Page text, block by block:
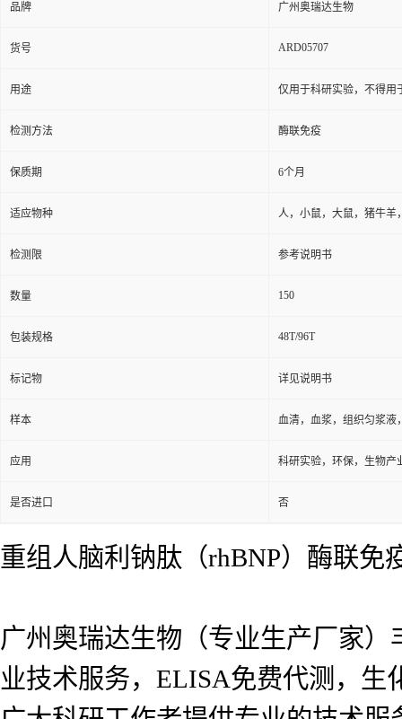
品牌 广州奥瑞达生物
货号 ARD05707
用途 仅用于科研实验，不得用
检测方法 酶联免疫
保质期 6个月
适应物种 人，小鼠，大鼠，猪牛羊
检测限 参考说明书
数量 150
包装规格 48T/96T
标记物 详见说明书
样本 血清，血浆，组织匀浆液
应用 科研实验，环保，生物产
是否进口 否
重组人脑利钠肽（rhBNP）酶联免
广州奥瑞达生物（专业生产厂家
业技术服务，ELISA免费代测，生